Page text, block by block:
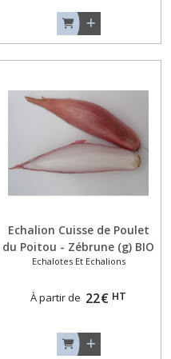
Echalion Cuisse de Poulet
du Poitou - Zébrune (g) BIO
(code 686299)
Echalotes Et Echalions
À partir de 22€ HT